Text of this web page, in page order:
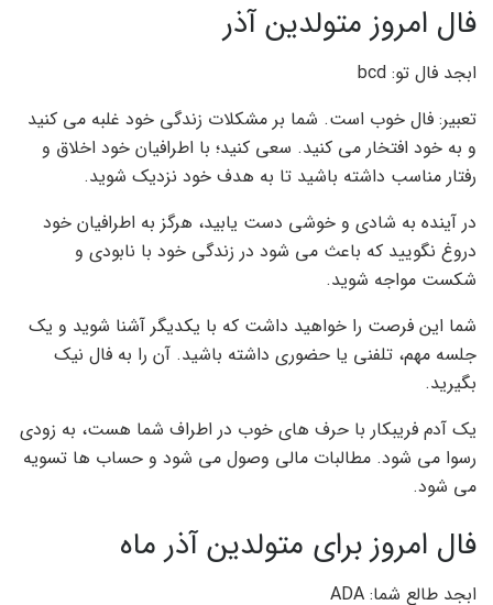
فال امروز متولدین آذر
ابجد فال تو: bcd
تعبیر: فال خوب است. شما بر مشکلات زندگی خود غلبه می کنید
و به خود افتخار می کنید. سعی کنید؛ با اطرافیان خود اخلاق و
رفتار مناسب داشته باشید تا به هدف خود نزدیک شوید.
در آینده به شادی و خوشی دست یابید، هرگز به اطرافیان خود
دروغ نگویید که باعث می شود در زندگی خود با نابودی و
شکست مواجه شوید.
شما این فرصت را خواهید داشت که با یکدیگر آشنا شوید و یک
جلسه مهم، تلفنی یا حضوری داشته باشید. آن را به فال نیک
بگیرید.
یک آدم فریبکار با حرف های خوب در اطراف شما هست، به زودی
رسوا می شود. مطالبات مالی وصول می شود و حساب ها تسویه
می شود.
فال امروز برای متولدین آذر ماه
ابجد طالع شما: ADA